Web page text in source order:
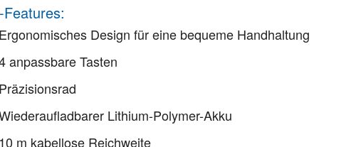
Features:
Ergonomisches Design für eine bequeme Handhaltung
anpassbare Tasten
Präzisionsrad
Lithium-Polymer-Akku
10 m kabellose Reichweite